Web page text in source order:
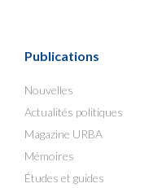
Publications
Nouvelles
Actualités politiques
Magazine URBA
Mémoires
Études et guides